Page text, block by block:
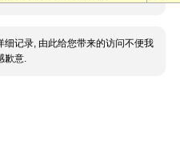
细记录, 由此给您带来的访问不便我
歉意.